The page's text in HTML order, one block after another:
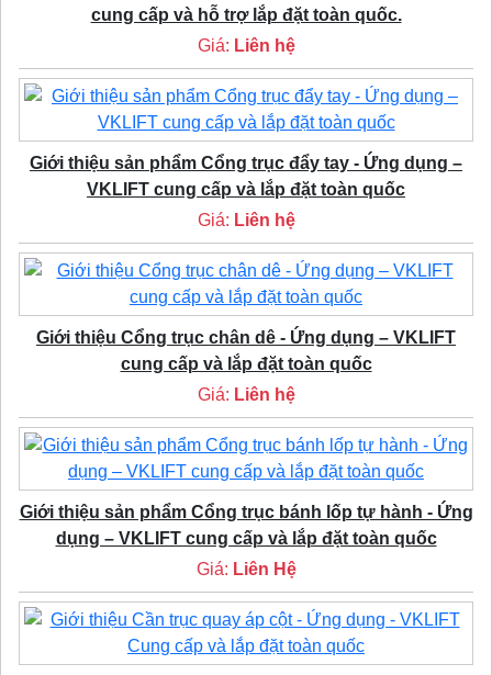
cung cấp và hỗ trợ lắp đặt toàn quốc.
Giá: Liên hệ
Giới thiệu sản phẩm Cổng trục đẩy tay - Ứng dụng –
VKLIFT cung cấp và lắp đặt toàn quốc
Giá: Liên hệ
Giới thiệu Cổng trục chân dê - Ứng dụng – VKLIFT
cung cấp và lắp đặt toàn quốc
Giá: Liên hệ
Giới thiệu sản phẩm Cổng trục bánh lốp tự hành - Ứng
dụng – VKLIFT cung cấp và lắp đặt toàn quốc
Giá: Liên Hệ